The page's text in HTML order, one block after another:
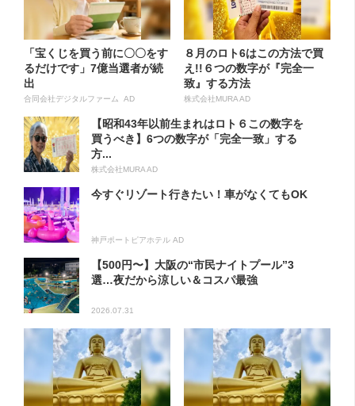
「宝くじを買う前に〇〇をす
るだけです」7億当選者が続
出
合同会社デジタルファーム AD
８月のロト6はこの方法で買
え!!６つの数字が『完全一
致』する方法
株式会社MURA AD
【昭和43年以前生まれはロト６この数字を
買うべき】6つの数字が「完全一致」する
方...
株式会社MURA AD
今すぐリゾート行きたい！車がなくてもOK
神戸ポートピアホテル AD
【500円〜】大阪の“市民ナイトプール”3
選…夜だから涼しい＆コスパ最強
2026.07.31